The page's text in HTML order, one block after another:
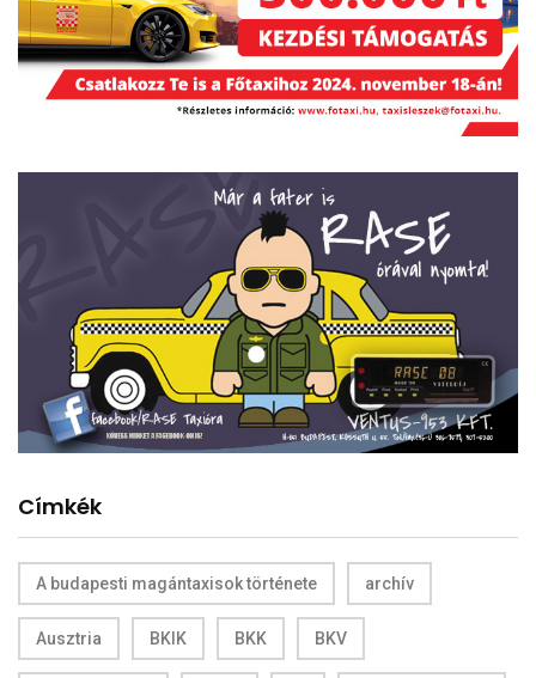
Címkék
A budapesti magántaxisok története archív
Ausztria BKIK BKK BKV